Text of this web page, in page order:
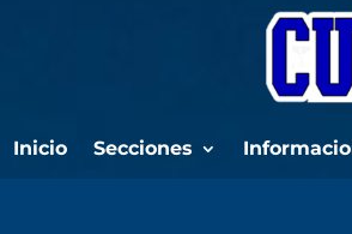
Inicio Secciones